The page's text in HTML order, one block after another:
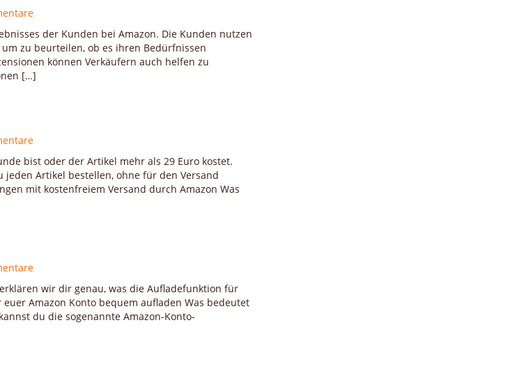
der Kunden bei Amazon. Die Kunden nutzen
zu beurteilen, ob es ihren Bedürfnissen
können Verkäufern auch helfen zu
[…]
bist oder der Artikel mehr als 29 Euro kostet.
Artikel bestellen, ohne für den Versand
mit kostenfreiem Versand durch Amazon Was
wir dir genau, was die Aufladefunktion für
Amazon Konto bequem aufladen Was bedeutet
du die sogenannte Amazon-Konto-